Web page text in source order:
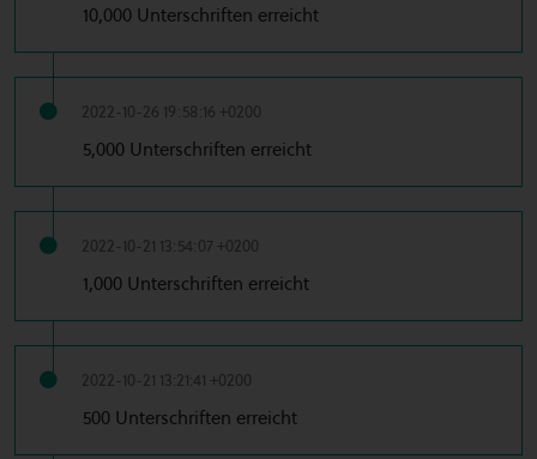
10,000 Unterschriften erreicht
2022-10-26 19:58:16 +0200
5,000 Unterschriften erreicht
2022-10-21 13:54:07 +0200
1,000 Unterschriften erreicht
2022-10-21 13:21:41 +0200
500 Unterschriften erreicht